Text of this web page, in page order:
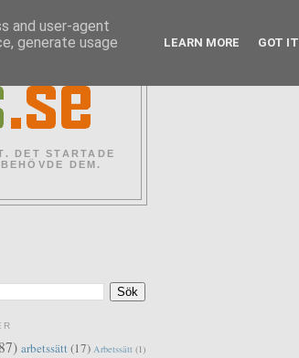
DET STARTADE
DEM.
arbetssätt(17) Arbetssätt (1)
and user-agent
generate usage
LEARN MORE GOT IT